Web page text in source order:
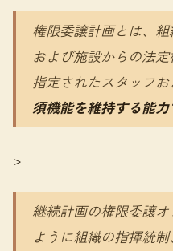
権限委譲計画とは、
および施設からの法
指定されたスタッフお
須機能を維持する能力
>
継続計画の権限委譲
ように組織の指揮統